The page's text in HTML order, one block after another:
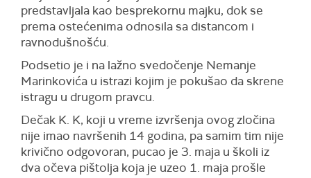
predstavljala kao besprekornu majku, dok se
prema ostećenima odnosila sa distancom i
ravnodušnošću.
Podsetio je i na lažno svedočenje Nemanje
Marinkovića u istrazi kojim je pokušao da skrene
istragu u drugom pravcu.
Dečak K. K, koji u vreme izvršenja ovog zločina
nije imao navršenih 14 godina, pa samim tim nije
krivično odgovoran, pucao je 3. maja u školi iz
dva očeva pištolja koja je uzeo 1. maja prošle